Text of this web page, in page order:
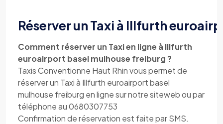
Réserver un Taxi à Illfurth
Comment réserver un Taxi en ligne à Illfurth
euroairport basel mulhouse freiburg ?
Taxis Conventionne Haut Rhin vous permet de
réserver un Taxi à Illfurth euroairport basel
mulhouse freiburg en ligne sur notre siteweb ou par
téléphone au 0680307753
Confirmation de réservation est faite par SMS.